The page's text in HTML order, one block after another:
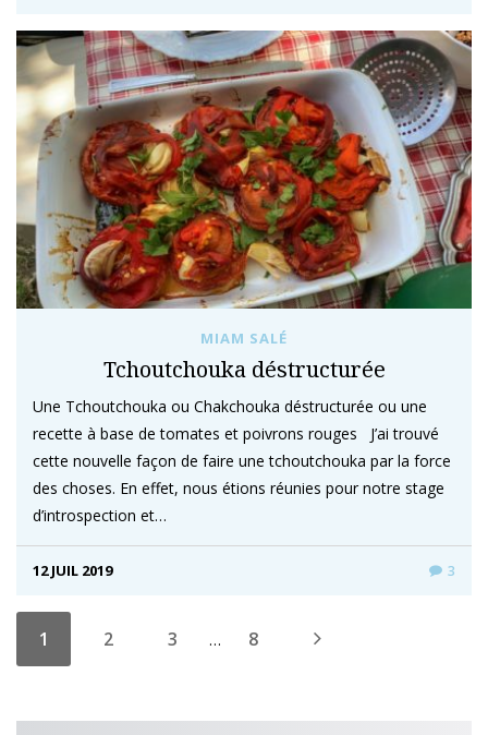
MIAM SALÉ
Tchoutchouka déstructurée
Une Tchoutchouka ou Chakchouka déstructurée ou une
recette à base de tomates et poivrons rouges J’ai trouvé
cette nouvelle façon de faire une tchoutchouka par la force
des choses. En effet, nous étions réunies pour notre stage
d’introspection et…
12 JUIL 2019 3
1 2 3 … 8